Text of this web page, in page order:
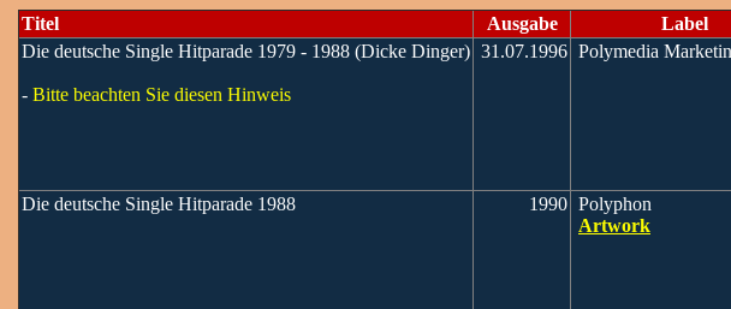
Titel Ausgabe Label
Die deutsche Single Hitparade 1979 - 1988 (Dicke Dinger)
- Bitte beachten Sie diesen Hinweis
31.07.1996 Polymedia
Die deutsche Single Hitparade 1988 1990 Polyphon
Artwork